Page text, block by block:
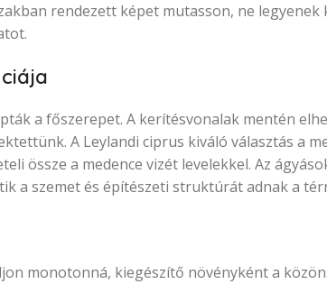
rendezett képet mutasson, ne
a főszerepet. A kerítésvonalak mentén
A Leylandi ciprus kiváló választás a
össze a medence vizét levelekkel. Az
a szemet és építészeti struktúrát adnak a
monotonná, kiegészítő növényként a